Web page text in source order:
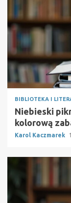
BIBLIOTEKA I
Niebieski
kolorową
Karol Kaczmarek